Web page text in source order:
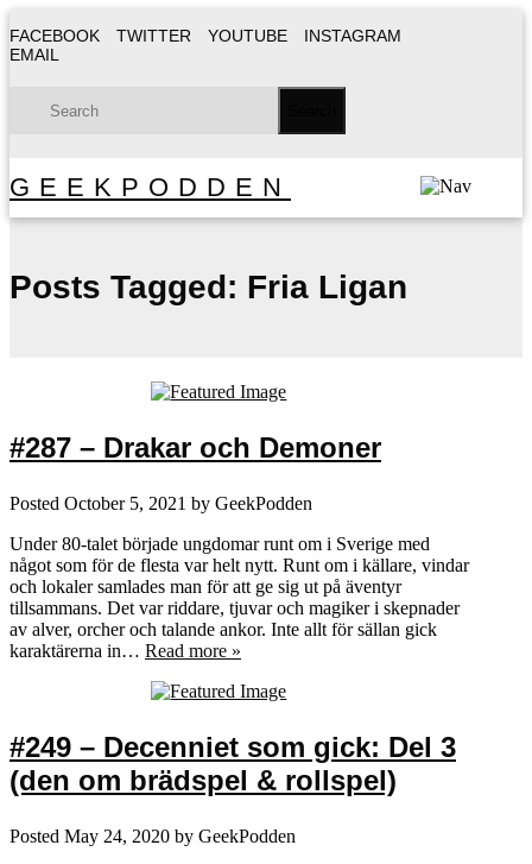
FACEBOOK TWITTER YOUTUBE
INSTAGRAM
EMAIL
GEEKPODDEN
Posts Tagged: Fria Ligan
#287 – Drakar och Demoner
Posted October 5, 2021 by GeekPodden
Under 80-talet började ungdomar runt om i Sverige med
något som för de flesta var helt nytt. Runt om i källare, vindar
och lokaler samlades man för att ge sig ut på äventyr
tillsammans. Det var riddare, tjuvar och magiker i skepnader
av alver, orcher och talande ankor. Inte allt för sällan gick
karaktärerna in… Read more »
#249 – Decenniet som gick: Del 3
(den om brädspel & rollspel)
Posted May 24, 2020 by GeekPodden